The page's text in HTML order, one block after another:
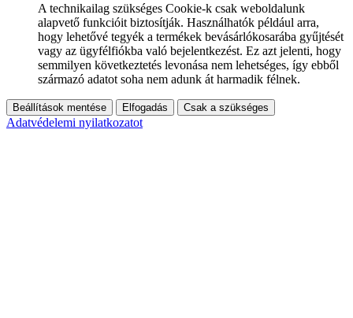
A technikailag szükséges Cookie-k csak weboldalunk
alapvető funkcióit biztosítják. Használhatók például arra,
hogy lehetővé tegyék a termékek bevásárlókosarába gyűjtését
vagy az ügyfélfiókba való bejelentkezést. Ez azt jelenti, hogy
semmilyen következtetés levonása nem lehetséges, így ebből
származó adatot soha nem adunk át harmadik félnek.
Beállítások mentése Elfogadás Csak a szükséges
Adatvédelemi nyilatkozatot